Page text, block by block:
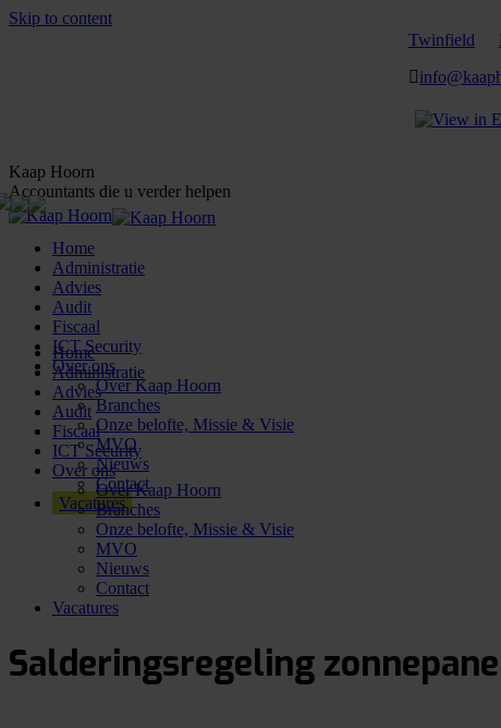
Skip to content
Twinfield
Kaap Hoorn
Accountants die u verder helpen
Home
Administratie
Advies
Audit
Fiscaal
ICT Security
Over ons
Over Kaap Hoorn
Branches
Onze belofte, Missie & Visie
MVO
Nieuws
Contact
Vacatures
Home
Administratie
Advies
Audit
Fiscaal
ICT Security
Over ons
Over Kaap Hoorn
Branches
Onze belofte, Missie & Visie
MVO
Nieuws
Contact
Vacatures
Salderingsregeling